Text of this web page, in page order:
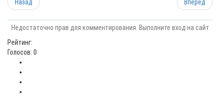
Назад Вперёд
Недостаточно прав для комментирования. Выполните вход на сайт
Рейтинг:
Голосов: 0